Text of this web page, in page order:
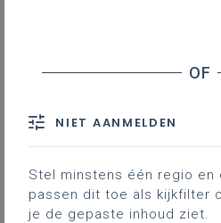
Achtergrond
Literatuur, onderzoek,
websites …
NIET AANMELDEN
Stel minstens één regio en
passen dit toe als kijkfilter
je de gepaste inhoud ziet.